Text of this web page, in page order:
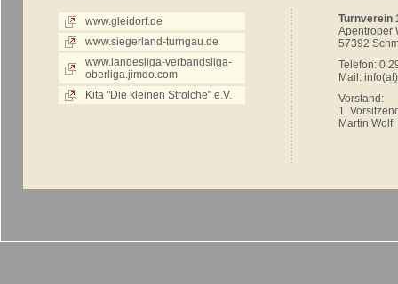
www.gleidorf.de
www.siegerland-turngau.de
www.landesliga-verbandsliga-
oberliga.jimdo.com
Kita "Die kleinen Strolche" e.V.
Turnverein
Apentroper
57392
Telefon: 0
Mail:
Vorstand:
1.
Martin Wolf